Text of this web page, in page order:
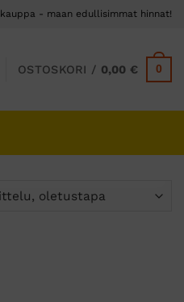
- maan edullisimmat hinnat!
OSTOSKORI / 0,00€ 0